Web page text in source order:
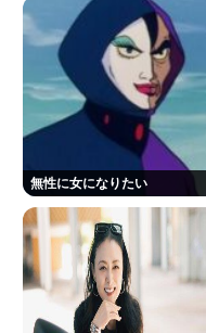
広がるｗｗｗ
【Pickup08083030】
無性に女になりたい